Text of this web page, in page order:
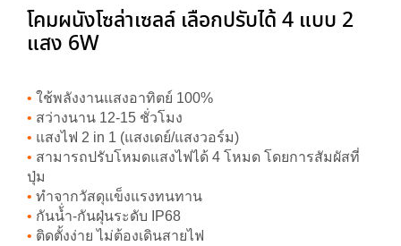
โคมผนังโซล่าเซลล์ เลือกปรับได้ 4 แบบ 2
แสง 6W
• ใช้พลังงานแสงอาทิตย์ 100%
• สว่างนาน 12-15 ชั่วโมง
• แสงไฟ 2 in 1 (แสงเดย์/แสงวอร์ม)
• สามารถปรับโหมดแสงไฟได้ 4 โหมด โดยการสัมผัสที่
ปุ่ม
• ทำจากวัสดุแข็งแรงทนทาน
• กันน้่ำ-กันฝุ่นระดับ IP68
• ติดตั้งง่าย ไม่ต้องเดินสายไฟ